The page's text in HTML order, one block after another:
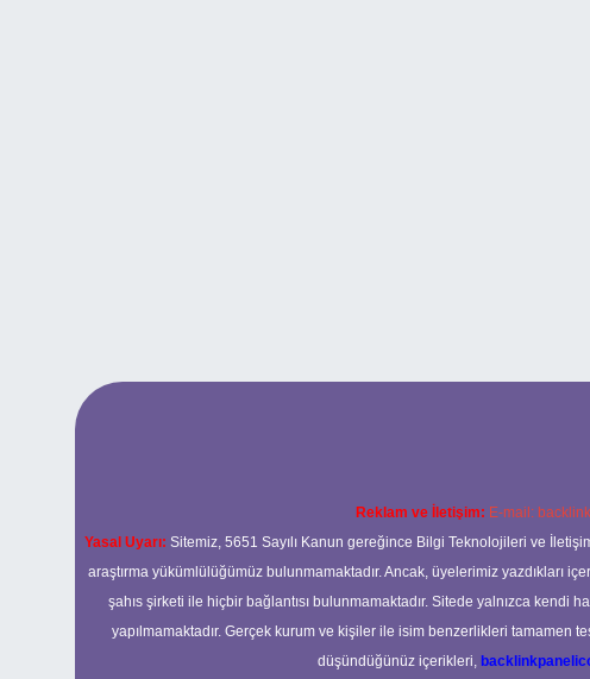
Reklam ve İletişim: E-mail:
Yasal Uyarı: Sitemiz, 5651 Sayılı Kanun gereğince Bilgi Teknolojileri ve
araştırma yükümlülüğümüz bulunmamaktadır. Ancak, üyelerimiz yazdıkları
şahıs şirketi ile hiçbir bağlantısı bulunmamaktadır. Sitede yalnızca kendi
yapılmamaktadır. Gerçek kurum ve kişiler ile isim benzerlikleri tamamen
düşündüğünüz içerikleri,